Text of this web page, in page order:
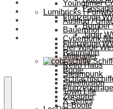
Flugzeuge
Bomber
Jäger
Flugzeuge
Raumfahrt
Boote
Zerstörer
U-Boote
Youngtimer
Lumibricks |
Ausflug /
Bauernhof
Cyberpunk
Der Wilde
Mittelalter
Retro Haus
Steampunk
Streetfusion
Town Life
X Series